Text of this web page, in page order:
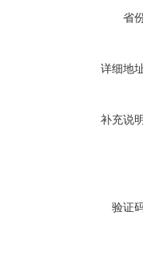
省
详细地
补充说
验证